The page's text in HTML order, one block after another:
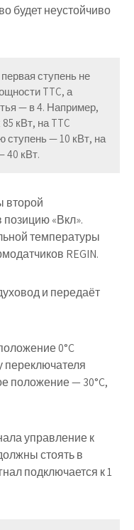
будет неустойчиво
ступень не
TTC, а
— в 4. Например,
кВт, на TTC
ступень — 10 кВт, на
40 кВт.
второй
«Вкл».
температуры
REGIN.
и передаёт
0°C
переключателя
положение — 30°C,
управление к
стоять в
подключается к 1